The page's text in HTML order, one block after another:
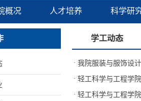
概况 人才培养 科学研
学工动态
· 我院服装与服饰设
· 轻工科学与工程学
· 轻工科学与工程学